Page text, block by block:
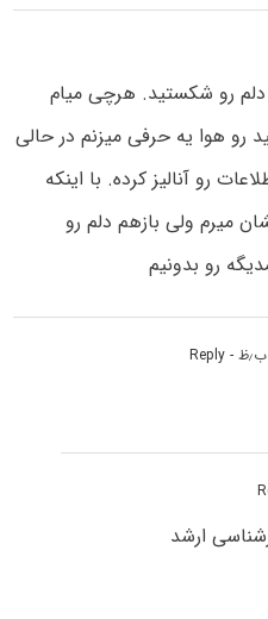
دلم رو شکستید. هرچی میام
رو هوا یه حرفی میزنم در حالی
رو آنالیز کرده. با اینکه
میرم ولی بازهم دلم رو
رو بدونیم
- Reply
ارشد